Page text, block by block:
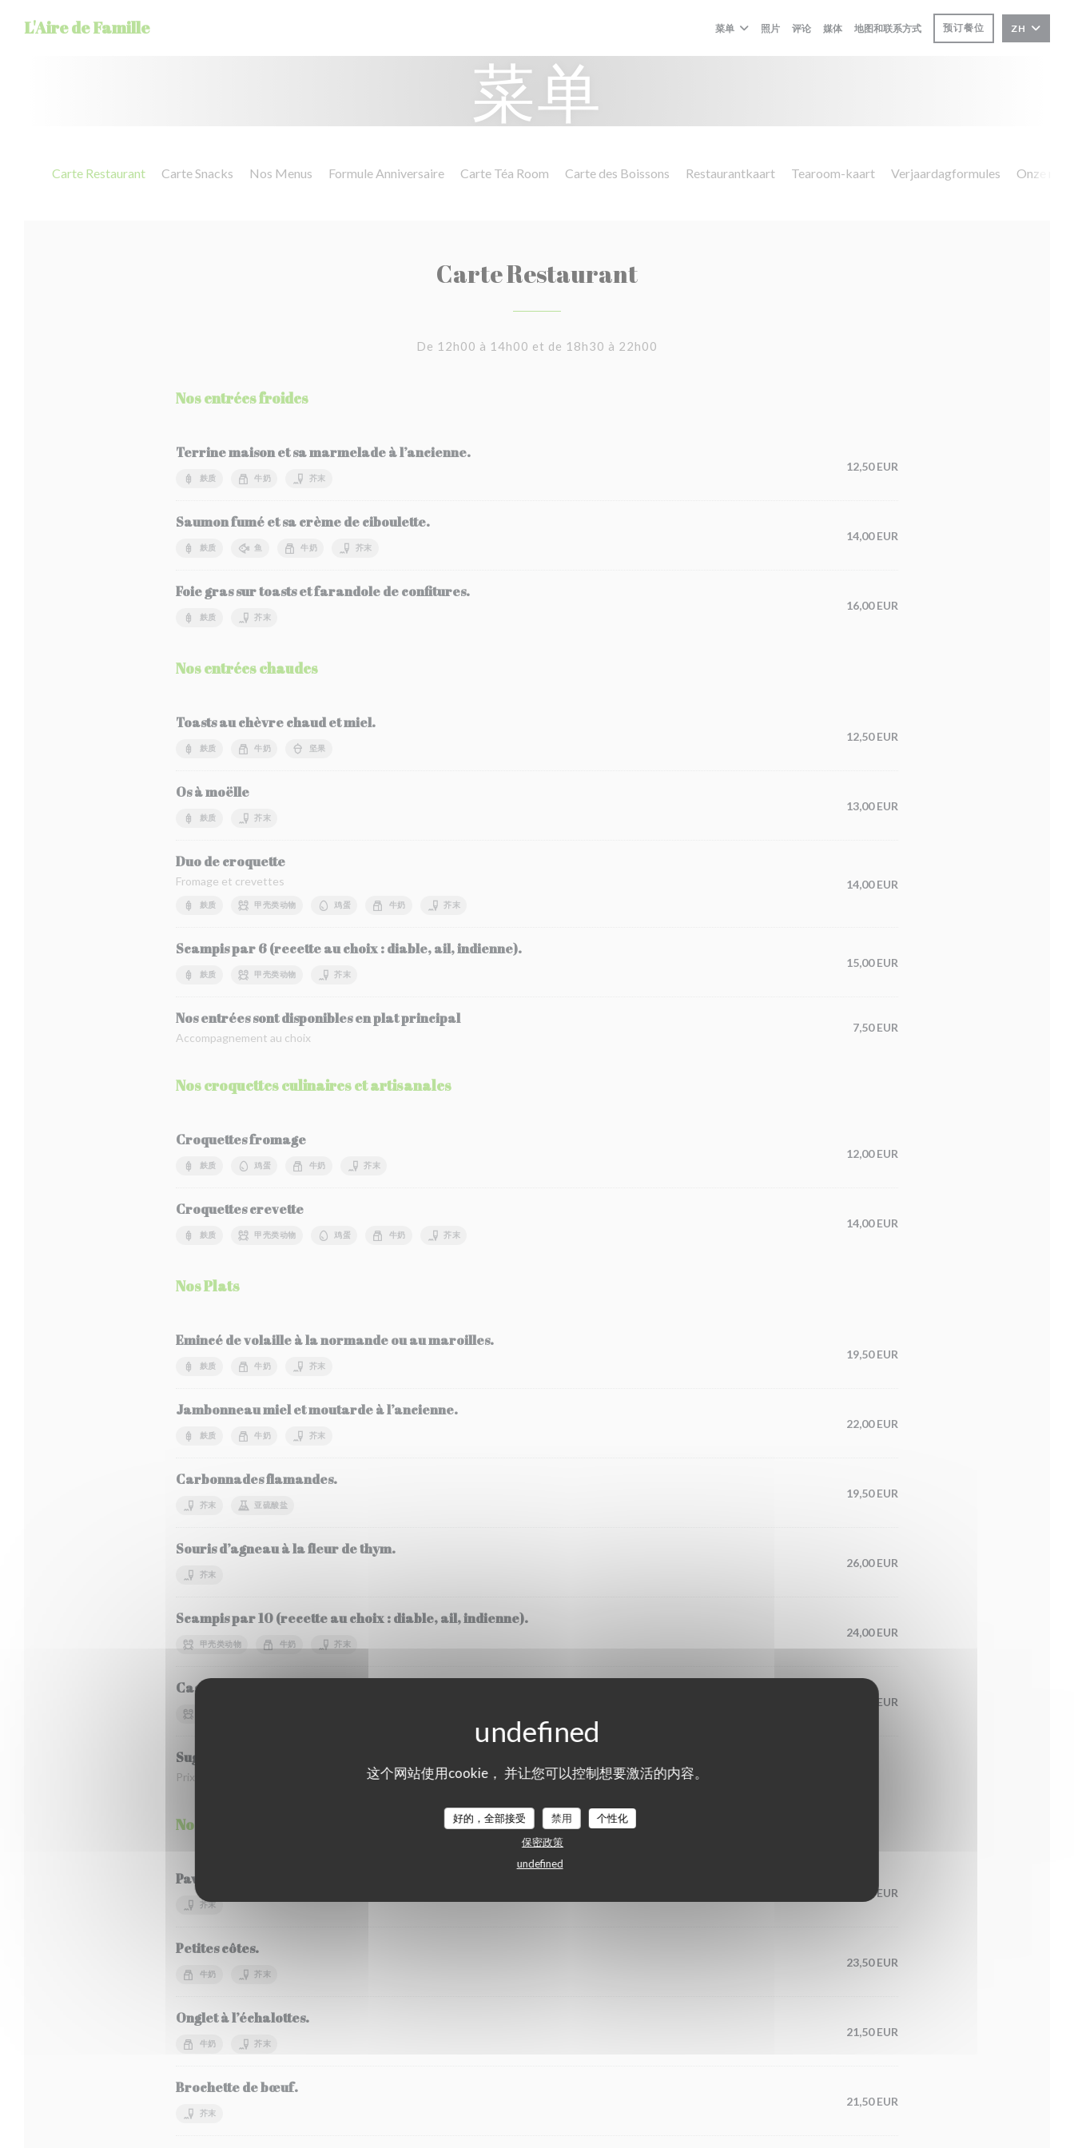
这个网站使用cookie， 并让您可以控制想要激活的内容。
好的，全部接受 禁用
个性化
保密政策
undefined
L'Aire de Famille 菜单 照片 评论 媒体 地图和联系方式 预订餐位 ZH
菜单
Carte Restaurant Carte Snacks Nos Menus Formule Anniversaire Carte Téa Room Carte des Boissons Restaurantkaart Tearoom-kaart Verjaardagformules Onze
Carte Restaurant
De 12h00 à 14h00 et de 18h30 à 22h00
Nos entrées froides
Terrine maison et sa marmelade à l’ancienne.
麸质 牛奶 芥末
12,50 EUR
Saumon fumé et sa crème de ciboulette.
麸质 鱼 牛奶 芥末
14,00 EUR
Foie gras sur toasts et farandole de confitures.
麸质 芥末
16,00 EUR
Nos entrées chaudes
Toasts au chèvre chaud et miel.
麸质 牛奶 坚果
12,50 EUR
Os à moëlle
麸质 芥末
13,00 EUR
Duo de croquette
Fromage et crevettes
麸质 甲壳类动物 鸡蛋 牛奶 芥末
14,00 EUR
Scampis par 6 (recette au choix : diable, ail, indienne).
麸质 甲壳类动物 芥末
15,00 EUR
Nos entrées sont disponibles en plat principal
Accompagnement au choix
7,50 EUR
Nos croquettes culinaires et artisanales
Croquettes fromage
麸质 鸡蛋 牛奶 芥末
12,00 EUR
Croquettes crevette
麸质 甲壳类动物 鸡蛋 牛奶 芥末
14,00 EUR
Nos Plats
Emincé de volaille à la normande ou au maroilles.
麸质 牛奶 芥末
19,50 EUR
Jambonneau miel et moutarde à l’ancienne.
麸质 牛奶 芥末
22,00 EUR
Carbonnades flamandes.
芥末 亚硫酸盐
19,50 EUR
Souris d’agneau à la fleur de thym.
芥末
26,00 EUR
Scampis par 10 (recette au choix : diable, ail, indienne).
甲壳类动物 牛奶 芥末
24,00 EUR
Cassolette Ostendaise.
25,00 EUR
Suggestion du Chef
Prix du marché.
Nos grillades
Pavé de bœuf.
芥末
21,00 EUR
Petites côtes.
牛奶 芥末
23,50 EUR
Onglet à l’échalottes.
牛奶 芥末
21,50 EUR
Brochette de bœuf.
芥末
21,50 EUR